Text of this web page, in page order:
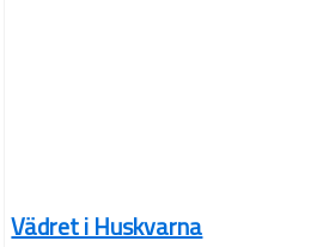
Vädret i Huskvarna